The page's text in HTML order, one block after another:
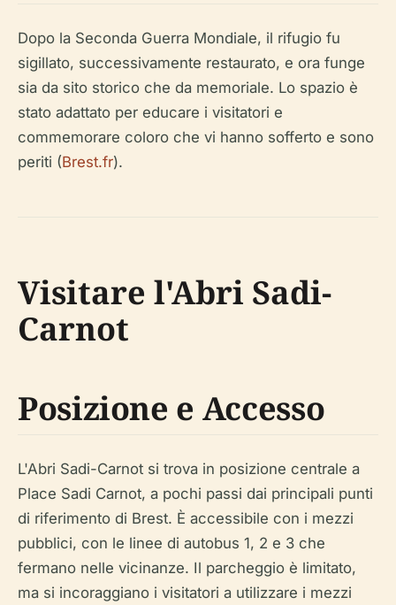
Dopo la Seconda Guerra Mondiale, il rifugio fu
sigillato, successivamente restaurato, e ora funge
sia da sito storico che da memoriale. Lo spazio è
stato adattato per educare i visitatori e
commemorare coloro che vi hanno sofferto e sono
periti (Brest.fr).
Visitare l'Abri Sadi-
Carnot
Posizione e Accesso
L'Abri Sadi-Carnot si trova in posizione centrale a
Place Sadi Carnot, a pochi passi dai principali punti
di riferimento di Brest. È accessibile con i mezzi
pubblici, con le linee di autobus 1, 2 e 3 che
fermano nelle vicinanze. Il parcheggio è limitato,
ma si incoraggiano i visitatori a utilizzare i mezzi